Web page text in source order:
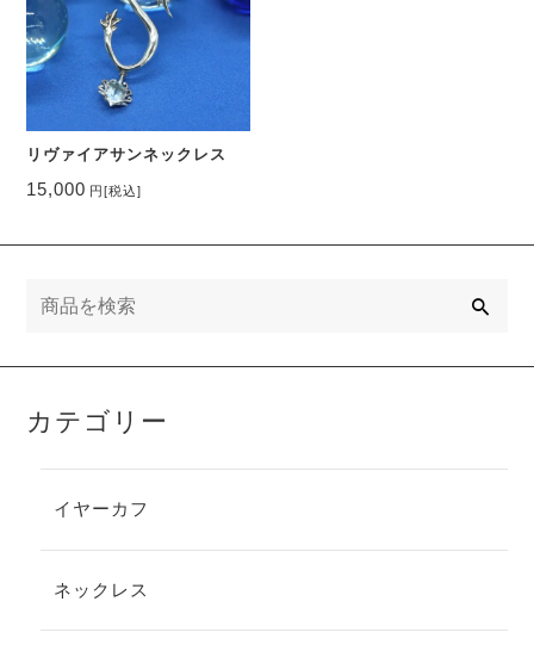
リヴァイアサンネックレス
15,000 円[税込]
カテゴリー
イヤーカフ
ネックレス